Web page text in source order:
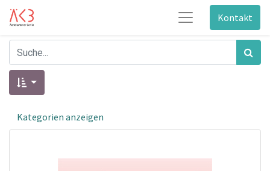
Kontakt
Kategorien anzeigen